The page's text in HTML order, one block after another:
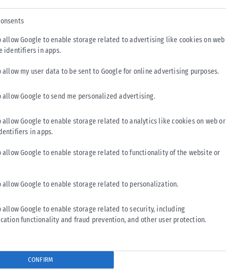
allow Google to enable storage related to advertising like cookies on web
identifiers in apps.
allow my user data to be sent to Google for online advertising purposes.
allow Google to send me personalized advertising.
allow Google to enable storage related to analytics like cookies on web or
in apps.
allow Google to enable storage related to functionality of the website or
allow Google to enable storage related to personalization.
allow Google to enable storage related to security, including
functionality and fraud prevention, and other user protection.
CONFIRM
LIFESTYLE
Χαλκιδική: Γιόγκα και φιλοζωία στην πρώτη συνεδρία
Μια ξεχωριστή εμπειρία που συνδυάζει την ευεξία, τη
χαλάρωση και τη φιλοζωική προσφορά έρχεται για πρώτη
ΑΝΑΡΤΉΘΗΚΕ ΑΠΌ KARFITSANEWS